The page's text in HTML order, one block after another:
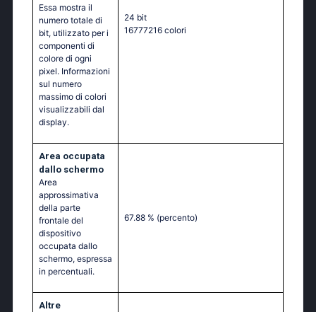
Essa mostra il
numero totale di
bit, utilizzato per i
componenti di
colore di ogni
pixel. Informazioni
sul numero
massimo di colori
visualizzabili dal
display.
24 bit
16777216 colori
Area occupata
dallo schermo
Area
approssimativa
della parte
frontale del
dispositivo
occupata dallo
schermo, espressa
in percentuali.
67.88 % (percento)
Altre